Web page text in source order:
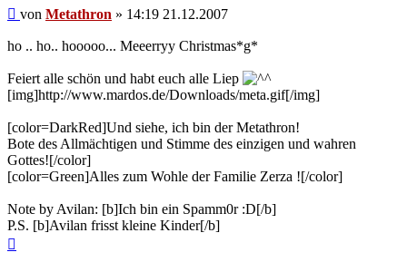
Beitrag
von Metathron » 14:19 21.12.2007
ho .. ho.. hooooo... Meeerryy Christmas*g*
Feiert alle schön und habt euch alle Liep
[img]http://www.mardos.de/Downloads/meta.gif[/img]
[color=DarkRed]Und siehe, ich bin der Metathron!
Bote des Allmächtigen und Stimme des einzigen und wahren
Gottes![/color]
[color=Green]Alles zum Wohle der Familie Zerza ![/color]
Note by Avilan: [b]Ich bin ein Spamm0r :D[/b]
P.S. [b]Avilan frisst kleine Kinder[/b]